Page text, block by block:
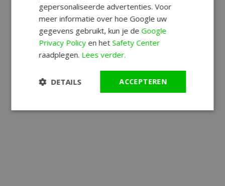
gepersonaliseerde advertenties. Voor
meer informatie over hoe Google uw
gegevens gebruikt, kun je deGoogle
Privacy Policyen hetSafety Center
raadplegen. Lees verder.
ACCEPTEREN
DETAILS